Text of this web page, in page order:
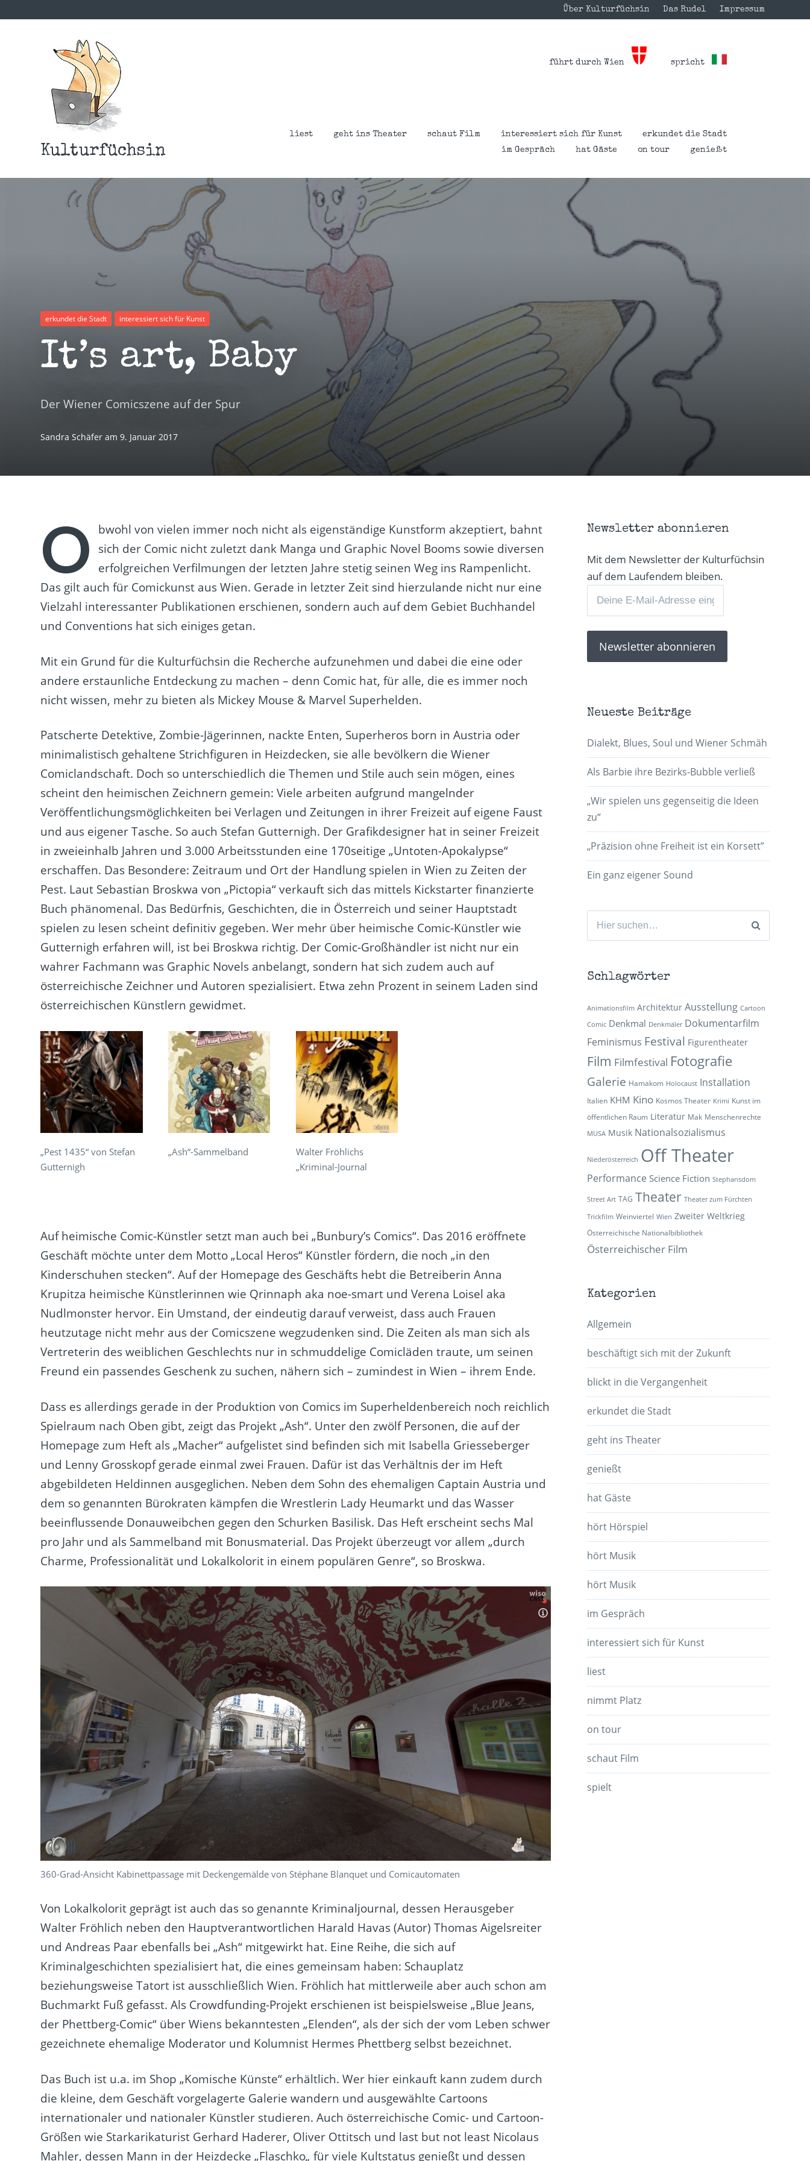
Über Kulturfüchsin Das Rudel Impressum
Kulturfüchsin
führt durch Wien spricht
liest geht ins Theater schaut Film interessiert sich für Kunst
erkundet die Stadt
im Gespräch
hat Gäste on tour genießt
erkundet die Stadt interessiert sich für Kunst
It’s art, Baby
Der Wiener Comicszene auf der Spur
Sandra Schäferam 9. Januar 2017
O
bwohl von vielen immer noch nicht als eigenständige Kunstform akzeptiert, bahnt
sich der Comic nicht zuletzt dank Manga und Graphic Novel Booms sowie diversen
erfolgreichen Verfilmungen der letzten Jahre stetig seinen Weg ins Rampenlicht.
Das gilt auch für Comickunst aus Wien. Gerade in letzter Zeit sind hierzulande nicht nur eine
Vielzahl interessanter Publikationen erschienen, sondern auch auf dem Gebiet Buchhandel
und Conventions hat sich einiges getan.
Mit ein Grund für die Kulturfüchsin die Recherche aufzunehmen und dabei die eine oder
andere erstaunliche Entdeckung zu machen – denn Comic hat, für alle, die es immer noch
nicht wissen, mehr zu bieten als Mickey Mouse & Marvel Superhelden.
Patscherte Detektive, Zombie-Jägerinnen, nackte Enten, Superheros born in Austria oder
minimalistisch gehaltene Strichfiguren in Heizdecken, sie alle bevölkern die Wiener
Comiclandschaft. Doch so unterschiedlich die Themen und Stile auch sein mögen, eines
scheint den heimischen Zeichnern gemein: Viele arbeiten aufgrund mangelnder
Veröffentlichungsmöglichkeiten bei Verlagen und Zeitungen in ihrer Freizeit auf eigene Faust
und aus eigener Tasche. So auch Stefan Gutternigh. Der Grafikdesigner hat in seiner Freizeit
in zweieinhalb Jahren und 3.000 Arbeitsstunden eine 170seitige „Untoten-Apokalypse“
erschaffen. Das Besondere: Zeitraum und Ort der Handlung spielen in Wien zu Zeiten der
Pest. Laut Sebastian Broskwa von „Pictopia“ verkauft sich das mittels Kickstarter finanzierte
Buch phänomenal. Das Bedürfnis, Geschichten, die in Österreich und seiner Hauptstadt
spielen zu lesen scheint definitiv gegeben. Wer mehr über heimische Comic-Künstler wie
Gutternigh erfahren will, ist bei Broskwa richtig. Der Comic-Großhändler ist nicht nur ein
wahrer Fachmann was Graphic Novels anbelangt, sondern hat sich zudem auch auf
österreichische Zeichner und Autoren spezialisiert. Etwa zehn Prozent in seinem Laden sind
österreichischen Künstlern gewidmet.
„Pest 1435“ von Stefan
Gutternigh
„Ash“-Sammelband
Walter Fröhlichs
„Kriminal-Journal
Auf heimische Comic-Künstler setzt man auch bei „Bunbury’s Comics“. Das 2016 eröffnete
Geschäft möchte unter dem Motto „Local Heros“ Künstler fördern, die noch „in den
Kinderschuhen stecken“. Auf der Homepage des Geschäfts hebt die Betreiberin Anna
Krupitza heimische Künstlerinnen wie Qrinnaph aka noe-smart und Verena Loisel aka
Nudlmonster hervor. Ein Umstand, der eindeutig darauf verweist, dass auch Frauen
heutzutage nicht mehr aus der Comicszene wegzudenken sind. Die Zeiten als man sich als
Vertreterin des weiblichen Geschlechts nur in schmuddelige Comicläden traute, um seinen
Freund ein passendes Geschenk zu suchen, nähern sich – zumindest in Wien – ihrem Ende.
Dass es allerdings gerade in der Produktion von Comics im Superheldenbereich noch reichlich
Spielraum nach Oben gibt, zeigt das Projekt „Ash“. Unter den zwölf Personen, die auf der
Homepage zum Heft als „Macher“ aufgelistet sind befinden sich mit Isabella Griesseberger
und Lenny Grosskopf gerade einmal zwei Frauen. Dafür ist das Verhältnis der im Heft
abgebildeten Heldinnen ausgeglichen. Neben dem Sohn des ehemaligen Captain Austria und
dem so genannten Bürokraten kämpfen die Wrestlerin Lady Heumarkt und das Wasser
beeinflussende Donauweibchen gegen den Schurken Basilisk. Das Heft erscheint sechs Mal
pro Jahr und als Sammelband mit Bonusmaterial. Das Projekt überzeugt vor allem „durch
Charme, Professionalität und Lokalkolorit in einem populären Genre“, so Broskwa.
360-Grad-Ansicht Kabinettpassage mit Deckengemälde von Stéphane Blanquet und Comicautomaten
Von Lokalkolorit geprägt ist auch das so genannte Kriminaljournal, dessen Herausgeber
Walter Fröhlich neben den Hauptverantwortlichen Harald Havas (Autor) Thomas Aigelsreiter
und Andreas Paar ebenfalls bei „Ash“ mitgewirkt hat. Eine Reihe, die sich auf
Kriminalgeschichten spezialisiert hat, die eines gemeinsam haben: Schauplatz
beziehungsweise Tatort ist ausschließlich Wien. Fröhlich hat mittlerweile aber auch schon am
Buchmarkt Fuß gefasst. Als Crowdfunding-Projekt erschienen ist beispielsweise „Blue Jeans,
der Phettberg-Comic“ über Wiens bekanntesten „Elenden“, als der sich der vom Leben schwer
gezeichnete ehemalige Moderator und Kolumnist Hermes Phettberg selbst bezeichnet.
Das Buch ist u.a. im Shop „Komische Künste“ erhältlich. Wer hier einkauft kann zudem durch
die kleine, dem Geschäft vorgelagerte Galerie wandern und ausgewählte Cartoons
internationaler und nationaler Künstler studieren. Auch österreichische Comic- und Cartoon-
Größen wie Starkarikaturist Gerhard Haderer, Oliver Ottitsch und last but not least Nicolaus
Mahler, dessen Mann in der Heizdecke „Flaschko„ für viele Kultstatus genießt und dessen
Newsletter abonnieren
Mit dem Newsletter der Kulturfüchsin
auf dem Laufendem bleiben.
Neueste Beiträge
Dialekt, Blues, Soul und Wiener Schmäh
Als Barbie ihre Bezirks-Bubble verließ
„Wir spielen uns gegenseitig die Ideen
zu“
„Präzision ohne Freiheit ist ein Korsett”
Ein ganz eigener Sound
Suchen
Schlagwörter
Animationsfilm Architektur Ausstellung Cartoon
Comic Denkmal Denkmäler Dokumentarfilm
Feminismus Festival Figurentheater
Film Filmfestival Fotografie
Galerie Hamakom Holocaust Installation
Italien KHM Kino Kosmos Theater Krimi Kunst im
öffentlichen Raum Literatur Mak Menschenrechte
MUSA Musik Nationalsozialismus
Niederösterreich Off Theater
Performance Science Fiction Stephansdom
Street Art TAG Theater Theater zum Fürchten
Trickfilm Weinviertel Wien Zweiter Weltkrieg
Österreichische Nationalbibliothek
Österreichischer Film
Kategorien
Allgemein
beschäftigt sich mit der Zukunft
blickt in die Vergangenheit
erkundet die Stadt
geht ins Theater
genießt
hat Gäste
hört Hörspiel
hört Musik
hört Musik
im Gespräch
interessiert sich für Kunst
liest
nimmt Platz
on tour
schaut Film
spielt